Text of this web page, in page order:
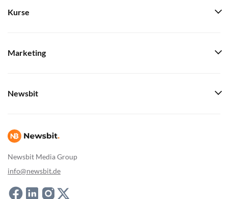
Newsbit Media Group
info@newsbit.de
Kurse
Marketing
Newsbit